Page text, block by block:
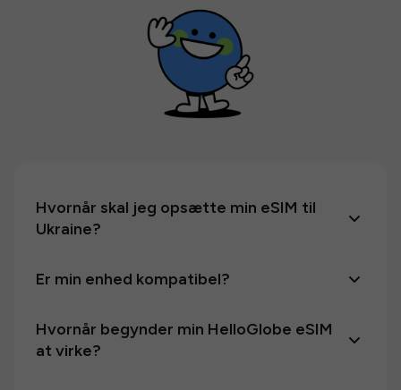
Hvornår skal jeg opsætte min eSIM til
Ukraine?
Er min enhed kompatibel?
Hvornår begynder min HelloGlobe eSIM
at virke?